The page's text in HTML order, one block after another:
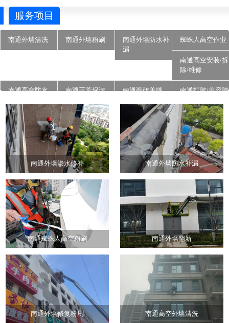
服务项目
南通外墙清洗 南通外墙粉刷
南通外墙防水补
漏
蜘蛛人高空作业
南通高空安装/拆
除/维修
南通高空防水 南通开荒保洁 南通瓷砖美缝 南通打胶/美容胶
南通石材翻新养
护
南通地面高压清
洗
南通外墙真石漆
施工
南通外墙渗水修补 南通外墙防水补漏
南通蜘蛛人高空粉刷 南通外墙翻新
南通外墙修复粉刷 南通高空外墙清洗